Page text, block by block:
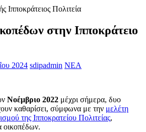
στην Ιπποκράτειο
2024 sdipadmin ΝΕΑ
Νοέμβριο 2022 μέχρι σήμερα, δυο
καθαρίσει, σύμφωνα με την μελέτη
της Ιπποκρατείου Πολιτείας,
οικοπέδων.